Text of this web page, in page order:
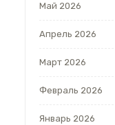
Май 2026
Апрель 2026
Март 2026
Февраль 2026
Январь 2026